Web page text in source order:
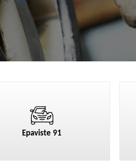
Epaviste 91